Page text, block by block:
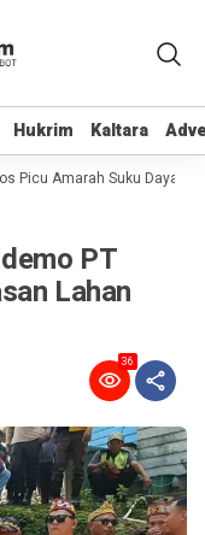
Hukrim Kaltara
Hukrim Kaltara
Amarah Suku Dayak,
PT
Lahan
36